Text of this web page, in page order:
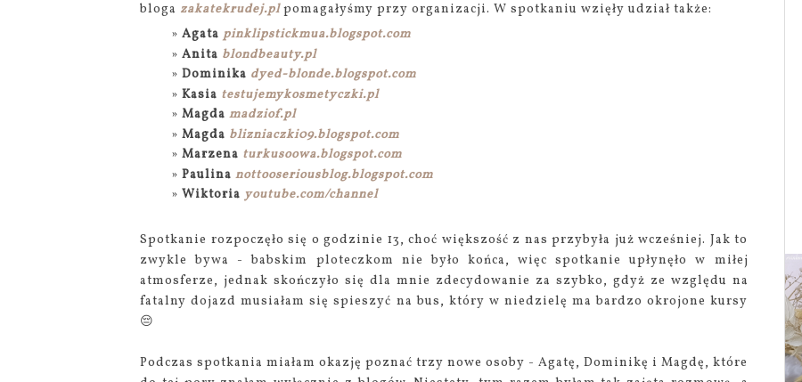
bloga zakatekrudej.plpomagałyśmy przy organizacji. W spotkaniu wzięły udział także:
Agata pinklipstickmua.blogspot.com
Anita blondbeauty.pl
Dominika dyed-blonde.blogspot.com
Kasia testujemykosmetyczki.pl
Magda madziof.pl
Magda blizniaczki09.blogspot.com
Marzena turkusoowa.blogspot.com
Paulina nottooseriousblog.blogspot.com
Wiktoria youtube.com/channel
Spotkanie rozpoczęło się o godzinie 13, choć większość z nas przybyła już wcześniej. Jak to
zwykle bywa - babskim ploteczkom nie było końca, więc spotkanie upłynęło w miłej
atmosferze, jednak skończyło się dla mnie zdecydowanie za szybko, gdyż ze względu na
fatalny dojazd musiałam się spieszyć na bus, który w niedzielę ma bardzo okrojone kursy
😔
Podczas spotkania miałam okazję poznać trzy nowe osoby - Agatę, Dominikę i Magdę, które